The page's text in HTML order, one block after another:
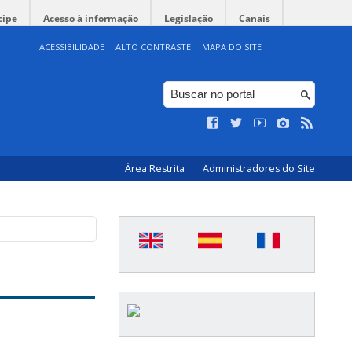
Acesso à informação Legislação Canais
ACESSIBILIDADE ALTO CONTRASTE MAPA DO SITE
Área Restrita Administradores do Site